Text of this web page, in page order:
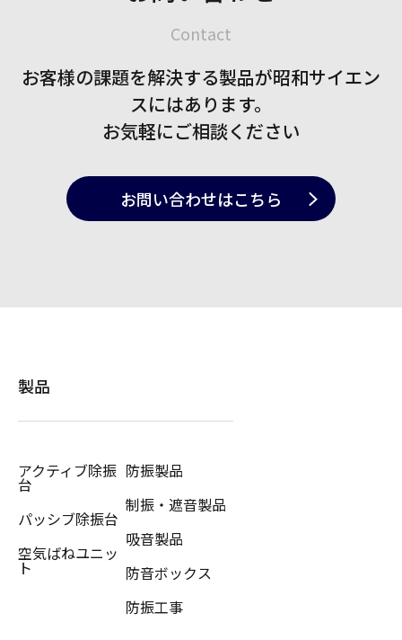
Contact
お客様の課題を解決する製品が昭和サイエン
スにはあります。
お気軽にご相談ください
お問い合わせはこちら
製品
アクティブ除振
台
パッシブ除振台
空気ばねユニッ
ト
防振製品
制振・遮音製品
吸音製品
防音ボックス
防振工事